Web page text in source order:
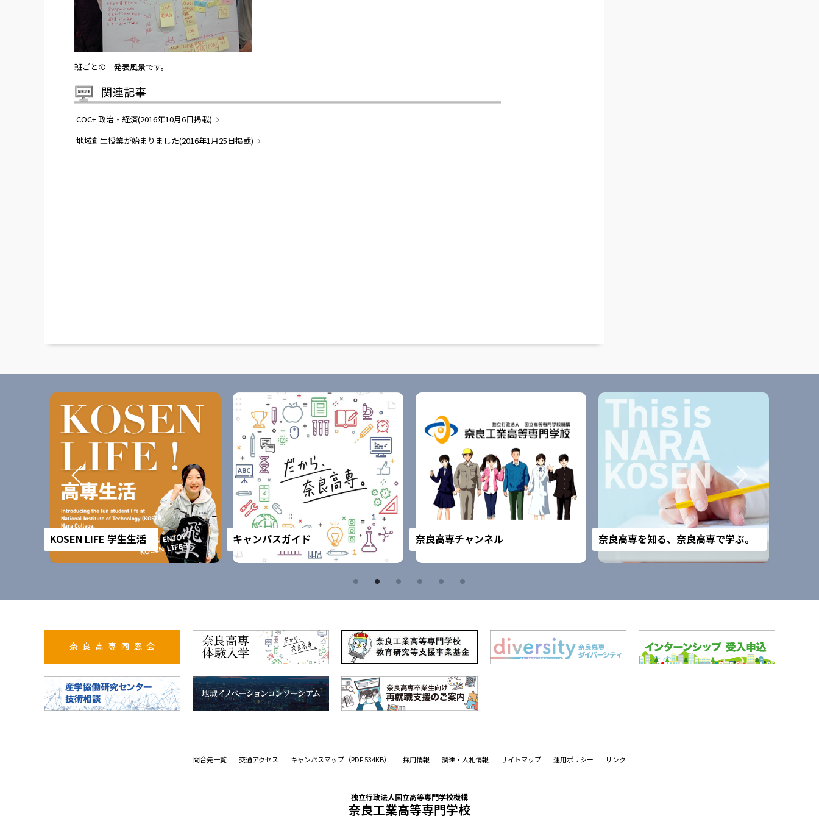
班ごとの 発表風景です。
COC+ 政治・経済(2016年10月6日掲載)
地域創生授業が始まりました(2016年1月25日掲載)
KOSEN LIFE 学生生活 キャンパスガイド 奈良高専チャンネル 奈良高専を知る、奈良高専で学ぶ。
問合先一覧 交通アクセス キャンパスマップ （PDF 534KB） 採用情報 調達・入札情報 サイトマップ 運用ポリシー リンク
独立行政法人国立高等専門学校機構
奈良工業高等専門学校